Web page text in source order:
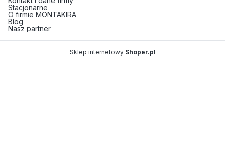
Stacjonarne
O firmie MONTAKIRA
Blog
Nasz partner
Sklep internetowy Shoper.pl